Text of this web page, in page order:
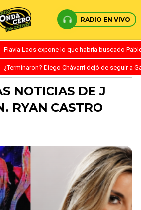
RADIO EN VIVO
Flavia Laos expone lo que habría buscado
¿Terminaron? Diego Chávarri dejó de seguir a
NOTICIAS DE J
RYAN CASTRO